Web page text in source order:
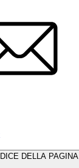
DELLA PAGINA